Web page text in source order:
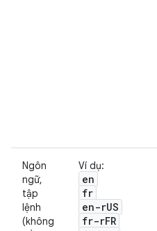
Ngôn
ngữ,
tập
lệnh
(không
Ví dụ:
en
fr
en-rUS
fr-rFR